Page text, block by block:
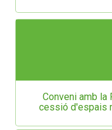
Conveni amb la
cessió d'espais